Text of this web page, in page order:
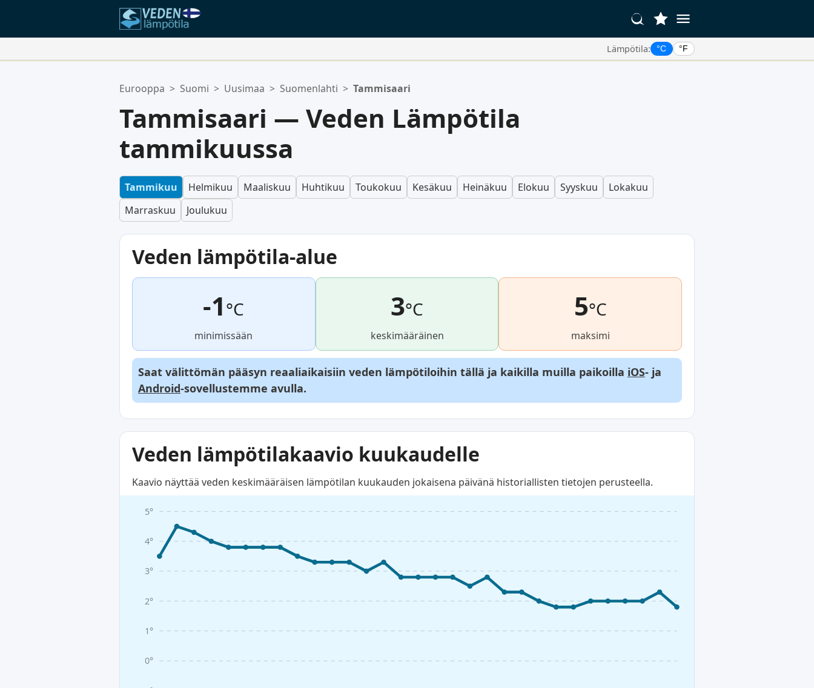
Lämpötila: °C °F
Suosikkilistasi on tyhjä.
Eurooppa > Suomi > Uusimaa > Suomenlahti > Tammisaari
Tammisaari — Veden Lämpötila
tammikuussa
Tammikuu Helmikuu Maaliskuu Huhtikuu Toukokuu Kesäkuu Heinäkuu Elokuu Syyskuu
Lokakuu
Marraskuu
Joulukuu
Veden lämpötila-alue
-1°C
minimissään
3°C
keskimääräinen
5°C
maksimi
Saat välittömän pääsyn reaaliaikaisiin veden lämpötiloihin tällä ja kaikilla muilla paikoilla iOS- ja
Android-sovellustemme avulla.
Veden lämpötilakaavio kuukaudelle
Kaavio näyttää veden keskimääräisen lämpötilan kuukauden jokaisena päivänä historiallisten tietojen perusteella.
0°
1°
2°
3°
4°
5°